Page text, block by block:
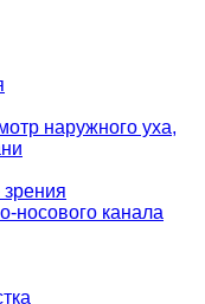
наружного уха,
носового канала